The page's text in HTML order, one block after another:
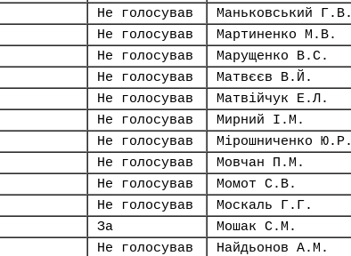
Не голосував Маньковський Г.В.
Не голосував Мартиненко М.В.
Не голосував Марущенко В.С.
Не голосував Матвєєв В.Й.
Не голосував Матвійчук Е.Л.
Не голосував Мирний І.М.
Не голосував Мірошниченко Ю.Р.
Не голосував Мовчан П.М.
Не голосував Момот С.В.
Не голосував Москаль Г.Г.
За Мошак С.М.
Не голосував Найдьонов А.М.